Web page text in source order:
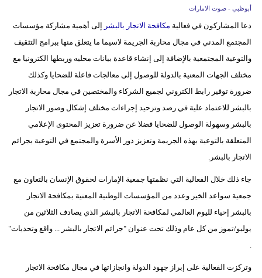
علوم
وتكنولوجيا
بيئة
مدوَّنات
أبراج
سيارات
أبوظبي - صوت الامارات
دعا المشاركون في فعالية مكافحة الاتجار بالبشر إلى أهمية مشاركة مؤسسات
المجتمع المدني في مجال محاربة الجريمة لاسيما ما يتعلق منها ببرامج التثقيف
والتوعية المجتمعية بالإضافة إلى إنشاء قاعدة بيانات محليه وربطها الكترونيا مع
مختلف الجهات المعنية بالدولة للوصول إلى معالجات فاعلة للضحايا وكذلك
ضرورة توفير رابط الكتروني لجميع الشركاء والمختصين في مجال محاربة الاتجار
بالبشر للاعتماد علية في رصد وتزحيد إجراءات مختلف إشكال وصور الاتجار
بالبشر وسهولة الوصول للضحايا فضلا عن ضرورة تعزيز المحتوى الإعلامي
المتعلقة بالتوعية بهذه الجريمة وتعزيز دور الأسرة والمجتمع في التوعية بجرائم
الاتجار بالبشر.
جاء ذلك خلال الفعالية التي نظمتها جمعية الإمارات لحقوق الإنسان بالتعاون مع
جمعية سواعد الخير وعدد من المؤسسات الوطنية المعنية بمكافحة الاتجار
بالبشر إحياء لليوم العالمي لمكافحة الاتجار بالبشر الذي يصادف الثلاثين من
يوليو/تموز من كل عام وذلك تحت عنوان "جرائم الاتجار بالبشر ... واقع وتحديات"
وتركزت الفعالية على إبراز جهود الدولة وانجازاتها في مجال مكافحة الاتجار